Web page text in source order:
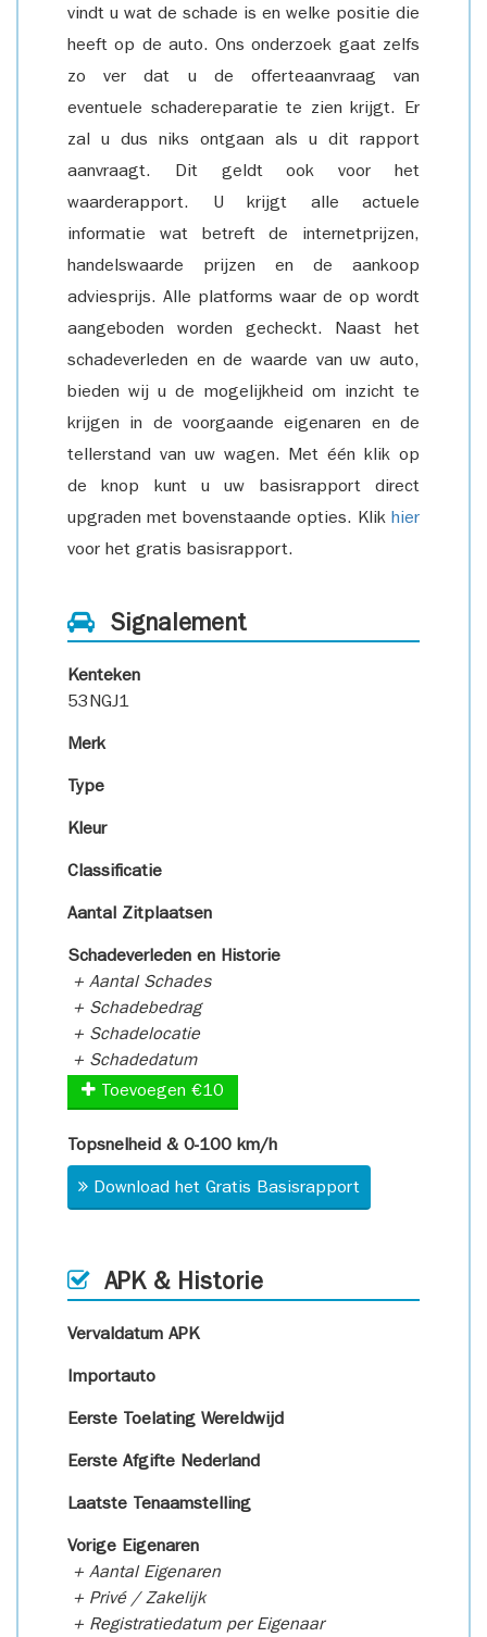
vindt u wat de schade is en welke positie die
heeft op de auto. Ons onderzoek gaat zelfs
zo ver dat u de offerteaanvraag van
eventuele schadereparatie te zien krijgt. Er
zal u dus niks ontgaan als u dit rapport
aanvraagt. Dit geldt ook voor het
waarderapport. U krijgt alle actuele
informatie wat betreft de internetprijzen,
handelswaarde prijzen en de aankoop
adviesprijs. Alle platforms waar de op wordt
aangeboden worden gecheckt. Naast het
schadeverleden en de waarde van uw auto,
bieden wij u de mogelijkheid om inzicht te
krijgen in de voorgaande eigenaren en de
tellerstand van uw wagen. Met één klik op
de knop kunt u uw basisrapport direct
upgraden met bovenstaande opties. Klik hier
voor het gratis basisrapport.
Signalement
Kenteken
53NGJ1
Merk
Type
Kleur
Classificatie
Aantal Zitplaatsen
Schadeverleden en Historie
+ Aantal Schades
+ Schadebedrag
+ Schadelocatie
+ Schadedatum
Toevoegen €10
Topsnelheid & 0-100 km/h
Download het Gratis Basisrapport
APK & Historie
Vervaldatum APK
Importauto
Eerste Toelating Wereldwijd
Eerste Afgifte Nederland
Laatste Tenaamstelling
Vorige Eigenaren
+ Aantal Eigenaren
+ Privé / Zakelijk
+ Registratiedatum per Eigenaar